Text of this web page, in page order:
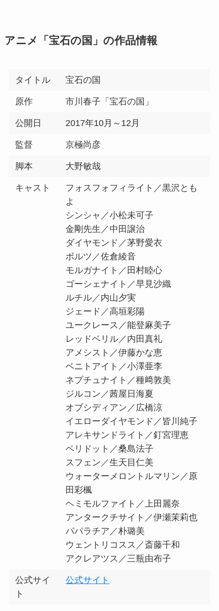
アニメ「宝石の国」の作品情報
タイトル 宝石の国
原作 市川春子「宝石の国」
公開日 2017年10月～12月
監督 京極尚彦
脚本 大野敏哉
キャスト
フォスフォフィライト／黒沢とも
よ
シンシャ／小松未可子
金剛先生／中田譲治
ダイヤモンド／茅野愛衣
ボルツ／佐倉綾音
モルガナイト／田村睦心
ゴーシェナイト／早見沙織
ルチル／内山夕実
ジェード／高垣彩陽
ユークレース／能登麻美子
レッドベリル／内田真礼
アメシスト／伊藤かな恵
ベニトアイト／小澤亜李
ネプチュナイト／種﨑敦美
ジルコン／茜屋日海夏
オブシディアン／広橋涼
イエローダイヤモンド／皆川純子
アレキサンドライト／釘宮理恵
ペリドット／桑島法子
スフェン／生天目仁美
ウォーターメロントルマリン／原
田彩楓
ヘミモルファイト／上田麗奈
アンタークチサイト／伊瀬茉莉也
パパラチア／朴璐美
ウェントリコスス／斎藤千和
アクレアツス／三瓶由布子
公式サイ
ト
公式サイト